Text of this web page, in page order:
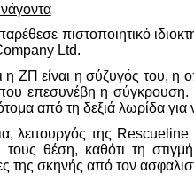
πιστοποιητικό
Ltd.
η ΖΠ είναι η σύζυγός του,
επεσυνέβη η σύγκρουση.
από τη δεξιά λωρίδα
λειτουργός της Rescueline
τους θέση, καθότι τη
της σκηνής από τον